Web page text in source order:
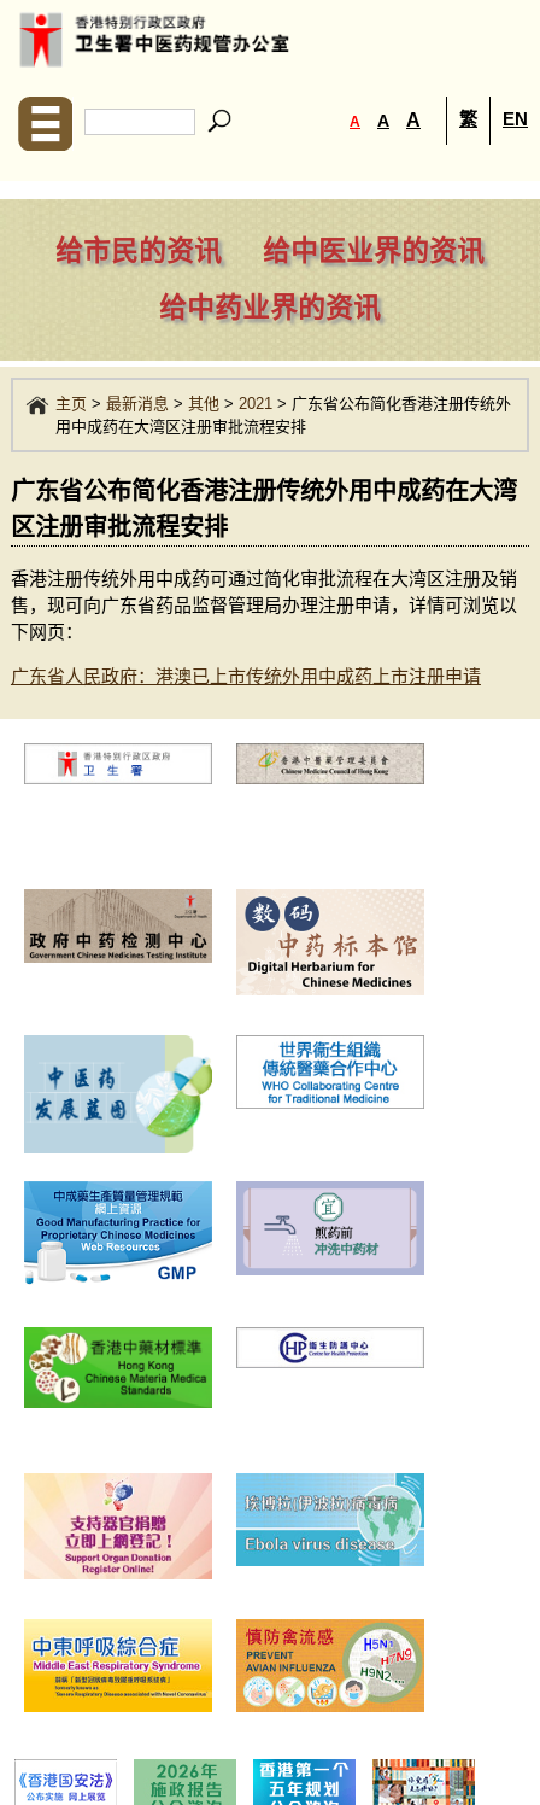
A A A 繁 EN
给市民的资讯
给中医业界的资讯
给中药业界的资讯
主页> 最新消息 > 其他 > 2021 > 广东省公布简化香港注册传统外
用中成药在大湾区注册审批流程安排
广东省公布简化香港注册传统外用中成药在大湾
区注册审批流程安排
香港注册传统外用中成药可通过简化审批流程在大湾区注册及销
售，现可向广东省药品监督管理局办理注册申请，详情可浏览以
下网页：
广东省人民政府：港澳已上市传统外用中成药上市注册申请